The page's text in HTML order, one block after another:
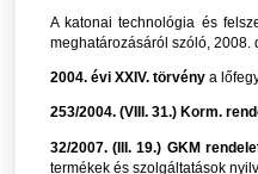
A katonai technológia és
meghatározásáról szóló, 2008.
2004. évi XXIV. törvény a
253/2004. (VIII. 31.) Korm.
32/2007. (III. 19.) GKM
termékek és szolgáltatások